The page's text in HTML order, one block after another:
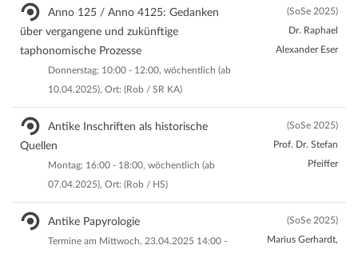
Anno 125 / Anno 4125: Gedanken
über vergangene und zukünftige
taphonomische Prozesse
Donnerstag: 10:00 - 12:00, wöchentlich (ab
10.04.2025), Ort: (Rob / SR KA)
(SoSe 2025)
Dr. Raphael
Alexander Eser
Antike Inschriften als historische
Quellen
Montag: 16:00 - 18:00, wöchentlich (ab
07.04.2025), Ort: (Rob / HS)
(SoSe 2025)
Prof. Dr. Stefan
Pfeiffer
Antike Papyrologie
Termine am Mittwoch, 23.04.2025 14:00 -
(SoSe 2025)
Marius Gerhardt,